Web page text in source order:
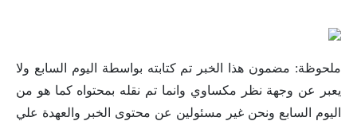
ملحوظة: مضمون هذا الخبر تم كتابته بواسطة اليوم السابع ولا
يعبر عن وجهة نظر مكساوي وانما تم نقله بمحتواه كما هو من
اليوم السابع ونحن غير مسئولين عن محتوى الخبر والعهدة علي